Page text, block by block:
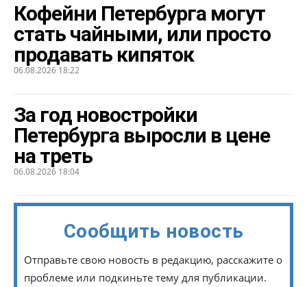
Кофейни Петербурга могут
стать чайными, или просто
продавать кипяток
06.08.2026 18:22
За год новостройки
Петербурга выросли в цене
на треть
06.08.2026 18:04
Сообщить новость
Отправьте свою новость в редакцию, расскажите о
проблеме или подкиньте тему для публикации.